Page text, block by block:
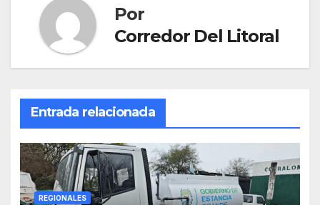
Por
Corredor Del Litoral
Entrada relacionada
REGIONALES